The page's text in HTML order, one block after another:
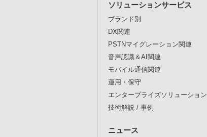
ソリューションサービス
ブランド別
DX関連
PSTNマイグレーション関連
音声認識＆AI関連
モバイル通信関連
運用・保守
エンタープライズソリューション
技術解説 / 事例
ニュース